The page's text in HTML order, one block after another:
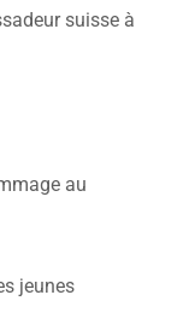
suisse à
au
jeunes